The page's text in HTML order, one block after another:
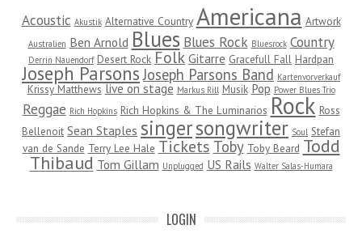
Acoustic Akustik Alternative Country Americana Artwork
Australien Ben Arnold Blues Blues Rock Bluesrock Country
Derrin Nauendorf Desert Rock Folk Gitarre Gracefull Fall Hardpan
Joseph Parsons Joseph Parsons Band Kartenvorverkauf
Krissy Matthews live on stage Markus Rill Musik Pop Power Blues Trio
Reggae Rich Hopkins Rich Hopkins & The Luminarios Rock Ross
Bellenoit Sean Staples singersongwriter Soul Stefan
van de Sande Terry Lee Hale Tickets Toby Toby Beard Todd
Thibaud Tom Gillam Unplugged US Rails Walter Salas-Humara
LOGIN